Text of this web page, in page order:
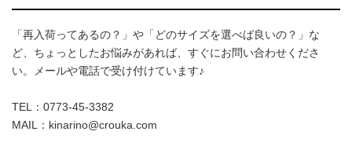
「再入荷ってあるの？」や「どのサイズを選べば良いの？」な
ど、ちょっとしたお悩みがあれば、すぐにお問い合わせくださ
い。メールや電話で受け付けています♪
TEL：0773-45-3382
MAIL：kinarino@crouka.com